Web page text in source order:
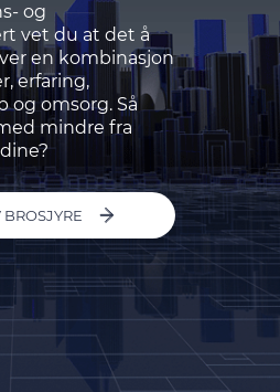
og
vet du at det å
en kombinasjon
erfaring,
og omsorg. Så
mindre fra
BROSJYRE